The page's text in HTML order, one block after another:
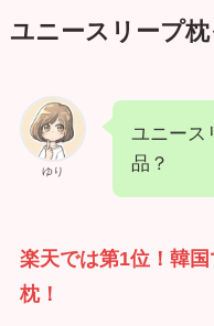
ユニースリープ
ゆり
ユニース
品？
楽天では第1位！韓
枕！